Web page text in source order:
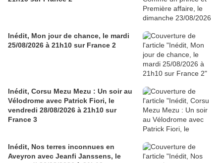
Inédit, Mon jour de chance, le mardi
25/08/2026 à 21h10 sur France 2
Inédit, Corsu Mezu Mezu : Un soir au
Vélodrome avec Patrick Fiori, le
vendredi 28/08/2026 à 21h10 sur
France 3
Inédit, Nos terres inconnues en
Aveyron avec Jeanfi Janssens, le